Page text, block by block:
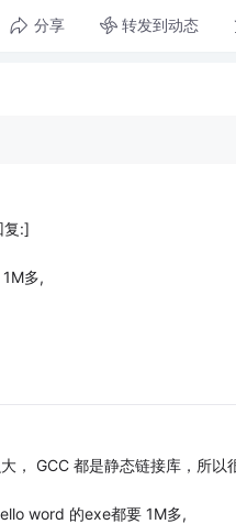
分享 转发到动态
复:]
多,
， GCC 都是静态链接库，所以
word 的exe都要 1M多,